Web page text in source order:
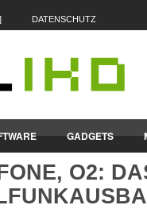
DATENSCHUTZ
GADGETS
PCS VERTRÄGE &
O2: